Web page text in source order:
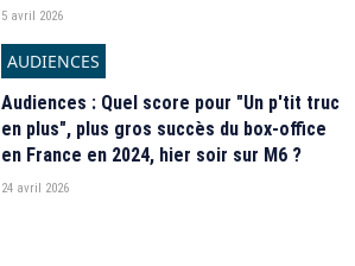
5 avril 2026
AUDIENCES
Audiences : Quel score pour "Un p'tit truc
en plus", plus gros succès du box-office
en France en 2024, hier soir sur M6 ?
24 avril 2026